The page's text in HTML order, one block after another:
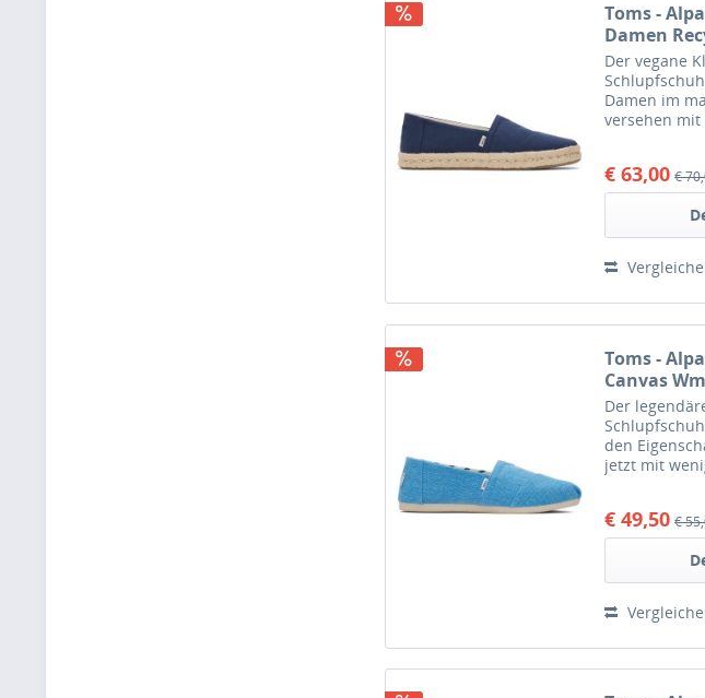
Toms -
Damen
Espadrille
Der vegane
Damen im
versehen mit
mehr Seil.
umwickelte
€ 63,00 €
Toms -
Canvas
Espadrilles
Blue)
Der
den
jetzt mit
Obermaterial
Canvas ist
€ 49,50 €